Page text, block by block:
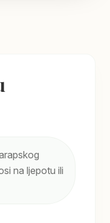
na ljepotu ili